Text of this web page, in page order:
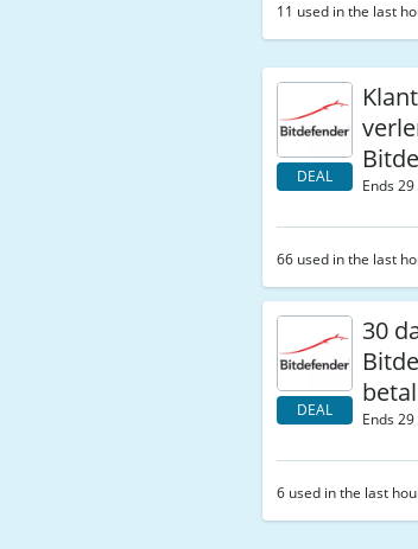
11 used in the last
DEAL Ends
66 used in the last
DEAL
30
Ends
6 used in the last